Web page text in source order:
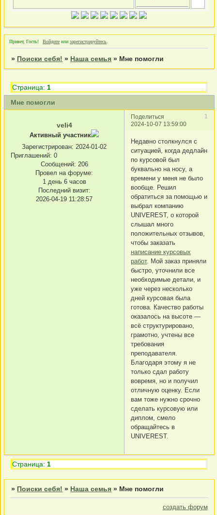
Привет, Гость! Войдите или зарегистрируйтесь
» Поиски себя! » Наша семья » Мне помогли
Мне помогли
Страница: 1
Поделиться
1
2024-10-07 13:59:00
veli4
Активный участник
Зарегистрирован: 2024-01-02
Приглашений: 0
Сообщений: 206
Провел на форуме:
1 день 6 часов
Последний визит:
2026-04-19 11:28:57
Недавно столкнулся с
ситуацией, когда дедлайн
по курсовой был
буквально на носу, а
времени у меня не было
вообще. Решил
обратиться за помощью и
выбрал компанию
UNIVEREST, о которой
слышал много
положительных отзывов,
чтобы заказать
написание курсовых
работ. Мой заказ приняли
быстро, уточнили все
необходимые детали, и
уже через несколько
дней курсовая была
готова. Качество работы
оказалось на высоте —
всё структурировано,
грамотно, учтены все
требования
преподавателя.
Благодаря этому я не
только сдал работу
вовремя, но и получил
отличную оценку. Если
вам тоже нужно срочно
сделать курсовую или
диплом, смело
обращайтесь в
UNIVEREST.
Страница: 1
» Поиски себя! » Наша семья » Мне помогли
создать форум